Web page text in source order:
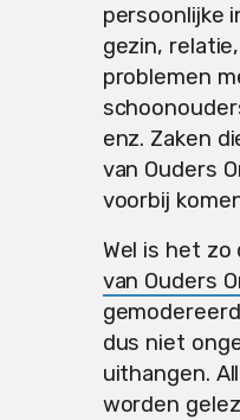
persoonlijke
gezin,
problemen
enz. Zaken
van Ouders
voorbij
Wel is het
van Ouders
dus niet
uithangen.
worden